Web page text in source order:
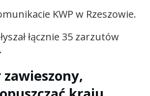
KWP w Rzeszowie.
łącznie 35 zarzutów